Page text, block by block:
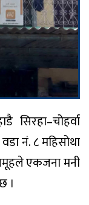
सिरहा–चोहर्वा
नं. ८ महिसोथा
एकजना मनी
।